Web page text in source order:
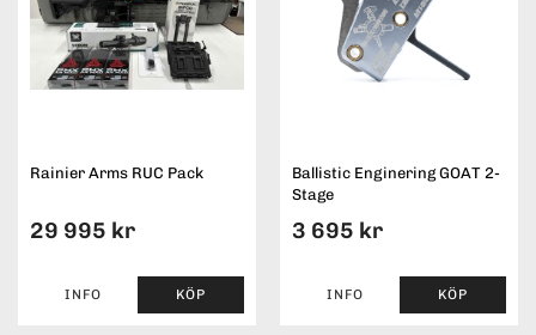
Rainier Arms RUC Pack
29 995 kr
INFO KÖP
Ballistic Enginering GOAT 2-
Stage
3 695 kr
INFO KÖP